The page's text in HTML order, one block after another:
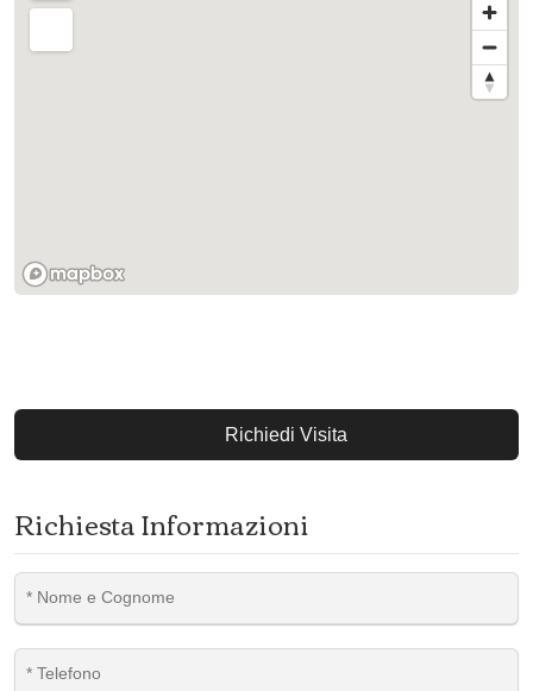
Richiedi Visita
Richiesta Informazioni